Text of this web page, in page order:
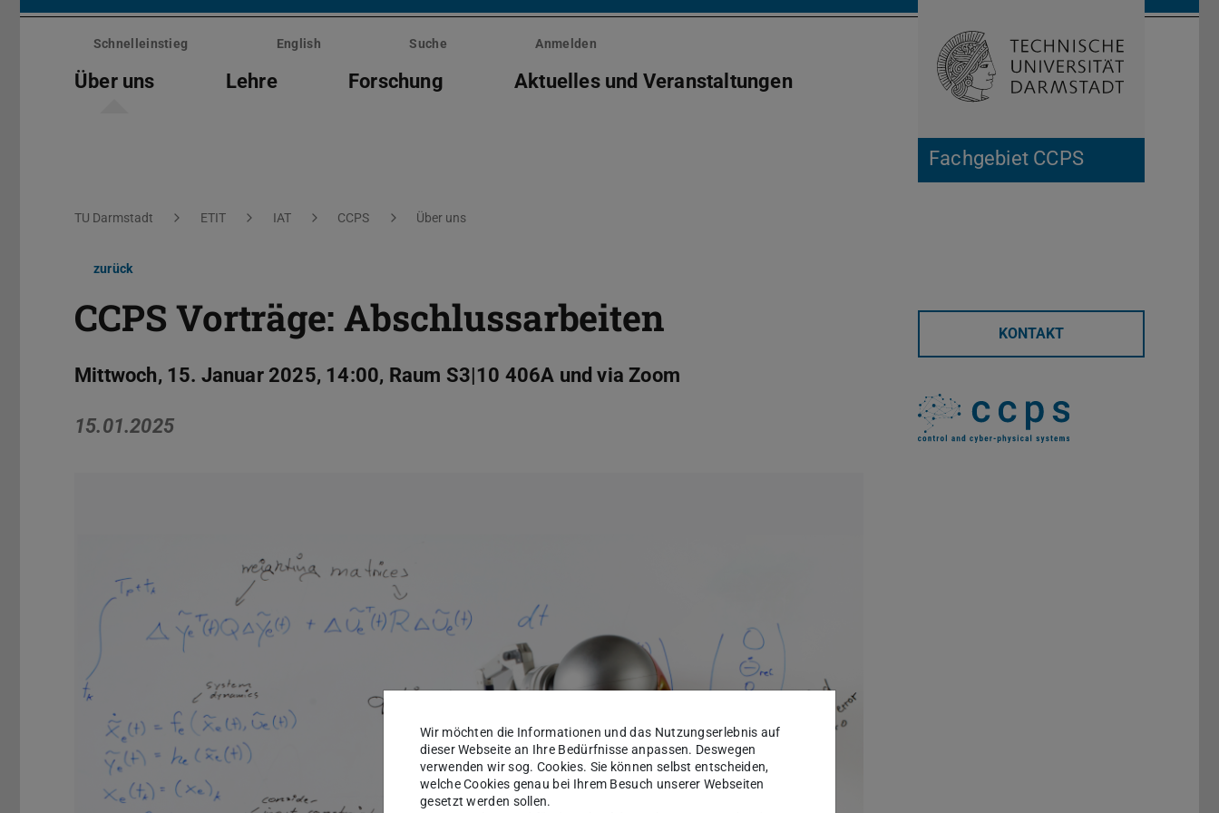
Menü
überspringen
Fachgebiet CCPS
Schnelleinstieg English Suche Anmelden
Über uns Lehre Forschung Aktuelles und Veranstaltungen Suche öffnen
Sie befinden sich hier:
TU Darmstadt ETIT IAT CCPS Über uns
zurück
CCPS Vorträge: Abschlussarbeiten
Mittwoch, 15. Januar 2025, 14:00, Raum S3|10 406A und via Zoom
15.01.2025
KONTAKT
Wir möchten die Informationen und das Nutzungserlebnis auf
dieser Webseite an Ihre Bedürfnisse anpassen. Deswegen
verwenden wir sog. Cookies. Sie können selbst entscheiden,
welche Cookies genau bei Ihrem Besuch unserer Webseiten
gesetzt werden sollen.